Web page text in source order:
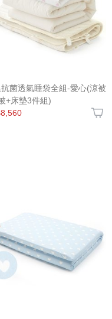
菌透氣睡袋全組-愛心(涼被
+床墊3件組)